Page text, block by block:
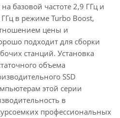
базовой частоте 2,9 ГГц и
в режиме Turbo Boost,
цены и
подходит для сборки
станций. Установка
объема
SSD
этой серии
в
профессиональных